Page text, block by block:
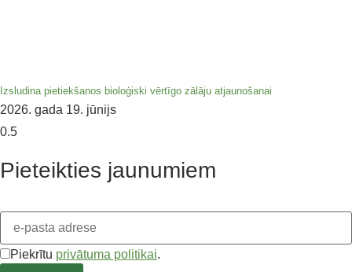
Izsludina pietiekšanos bioloģiski vērtīgo zālāju atjaunošanai
2026. gada 19. jūnijs
Pieteikties jaunumiem
Piekrītu privātuma politikai.